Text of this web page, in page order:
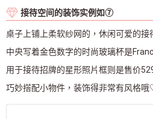
接待空间的装饰实例如⑦
桌子上铺上柔软纱网的，休闲可爱的接
中央写着金色数字的时尚玻璃杯是
用于接待招牌的星形照片框则是售价
巧妙搭配小物件，装饰得非常有风格